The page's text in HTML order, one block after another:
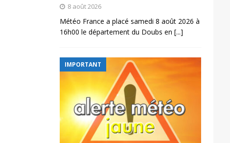
8 août 2026
Météo France a placé samedi 8 août 2026 à
16h00 le département du Doubs en [...]
IMPORTANT